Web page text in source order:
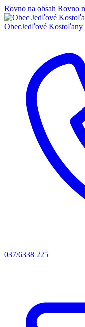
Rovno na obsah Rovno
ObecJedľové Kostoľany
037/6338 225